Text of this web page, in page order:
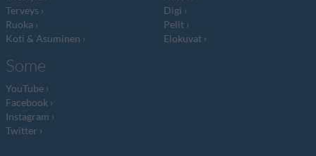
Terveys
Ruoka
Koti & Asuminen
Digi
Pelit
Elokuvat
Some
YouTube
Facebook
Instagram
Twitter